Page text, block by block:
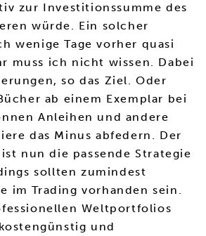
zur Investitionssumme des
würde. Ein solcher
wenige Tage vorher quasi
muss ich nicht wissen. Dabei
so das Ziel. Oder
ab einem Exemplar bei
Anleihen und andere
das Minus abfedern. Der
nun die passende Strategie
sollten zumindest
im Trading vorhanden sein.
Weltportfolios
und